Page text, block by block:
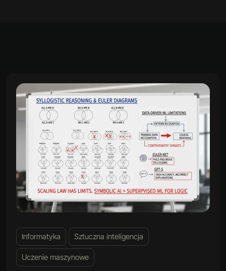
Informatyka Sztuczna inteligencja
Uczenie maszynowe